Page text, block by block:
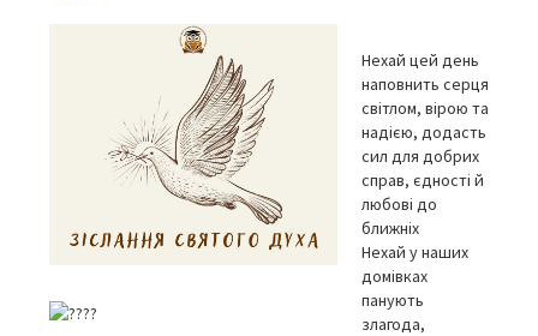
Нехай цей день
наповнить серця
світлом, вірою та
надією, додасть
сил для добрих
справ, єдності й
любові до
ближніх
Нехай у наших
домівках
панують
злагода,